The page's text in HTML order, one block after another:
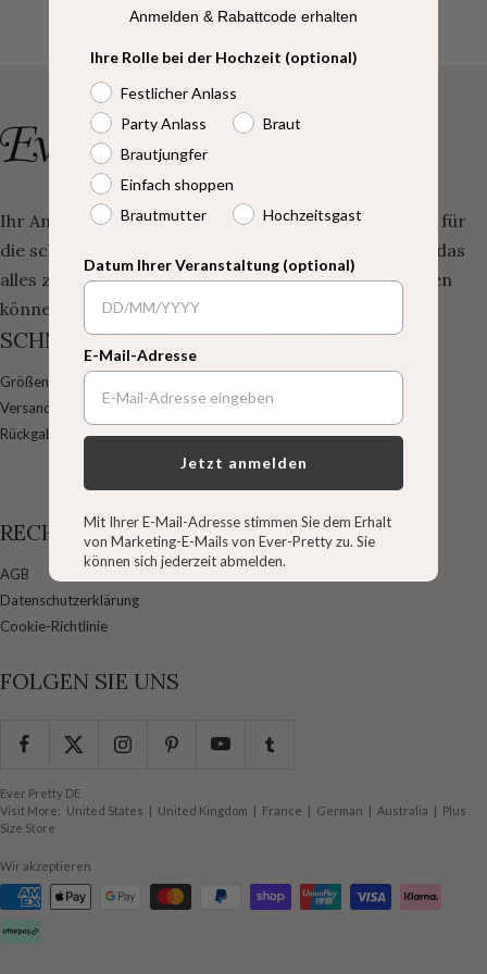
Ihr Anlaufpunkt, um wunderschön gefertigte Kleider für
die schönsten Momente des Lebens zu finden – und das
alles zu Preisen, mit denen Sie sich rundum wohlfühlen
können.
SCHNELLLINKS
Größentabelle / Maßnehmen
Versand & Lieferung
Rückgabe & Umtausch
SERVICE
Kontakt
FAQ
RECHTLICHES
AGB
Datenschutzerklärung
Cookie-Richtlinie
FOLGEN SIE UNS
Ever Pretty DE
Visit More: United States United Kingdom France German Australia
Plus
Size Store
Wir akzeptieren
Anmelden & Rabattcode erhalten
Ihre Rolle bei der Hochzeit (optional)
Festlicher Anlass
Party Anlass
Braut
Brautjungfer
Einfach shoppen
Brautmutter
Hochzeitsgast
Datum Ihrer Veranstaltung (optional)
E-Mail-Adresse
Jetzt anmelden
Mit Ihrer E-Mail-Adresse stimmen Sie dem Erhalt
von Marketing-E-Mails von Ever-Pretty zu. Sie
können sich jederzeit abmelden.